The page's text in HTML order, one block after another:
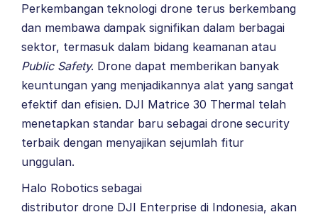
Perkembangan teknologi drone terus berkembang
dan membawa dampak signifikan dalam berbagai
sektor, termasuk dalam bidang keamanan atau
Public Safety. Drone dapat memberikan banyak
keuntungan yang menjadikannya alat yang sangat
efektif dan efisien. DJI Matrice 30 Thermal telah
menetapkan standar baru sebagai drone security
terbaik dengan menyajikan sejumlah fitur
unggulan.
Halo Robotics sebagai
distributor drone DJI Enterprisedi Indonesia, akan